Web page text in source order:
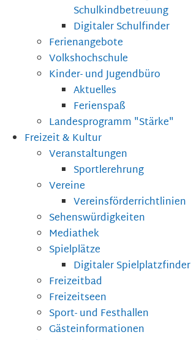
Schulkindbetreuung
Digitaler Schulfinder
Ferienangebote
Volkshochschule
Kinder- und Jugendbüro
Aktuelles
Ferienspaß
Landesprogramm "Stärke"
Freizeit & Kultur
Veranstaltungen
Sportlerehrung
Vereine
Vereinsförderrichtlinien
Sehenswürdigkeiten
Mediathek
Spielplätze
Digitaler Spielplatzfinder
Freizeitbad
Freizeitseen
Sport- und Festhallen
Gästeinformationen